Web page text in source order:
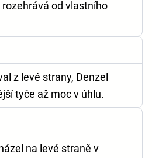
od vlastního
z levé strany, Denzel
tyče až moc v úhlu.
na levé straně v